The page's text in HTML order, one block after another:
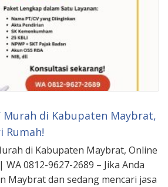
Murah di Kabupaten Maybrat,
Rumah!
di Kabupaten Maybrat, Online
0812-9627-2689 – Jika Anda
Maybrat dan sedang mencari jasa